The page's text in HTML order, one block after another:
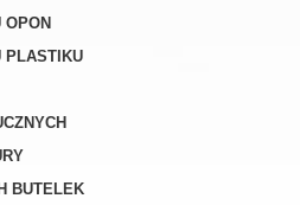
OPON
PLASTIKU
BUTELEK